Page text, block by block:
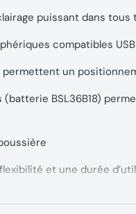
puissant dans
compatibles USB
un
(batterie BSL36B18)
et une durée